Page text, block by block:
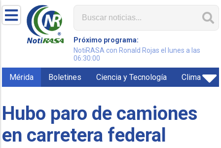
Próximo programa:
NotiRASA con Ronald Rojas el lunes a las
06:30:00
Mérida Boletines Ciencia y Tecnología Clima
Hubo paro de camiones
en carretera federal